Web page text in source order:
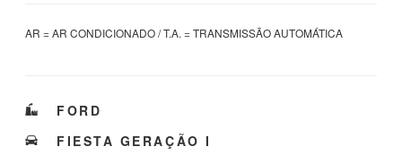
AR = AR CONDICIONADO / T.A. = TRANSMISSÃO AUTOMÁTICA
CATEGORIAS
FORD
TAGS
FIESTA GERAÇÃO I